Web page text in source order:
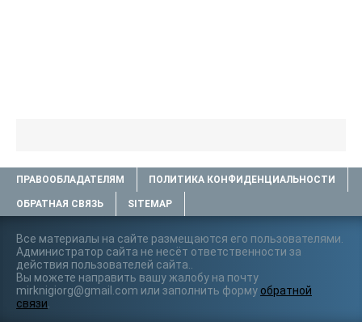
ПРАВООБЛАДАТЕЛЯМ ПОЛИТИКА КОНФИДЕНЦИАЛЬНОСТИ
ОБРАТНАЯ СВЯЗЬ SITEMAP
Все материалы на сайте размещаются его пользователями.
Администратор сайта не несёт ответственности за
действия пользователей сайта..
Вы можете направить вашу жалобу на почту
mirknigiorg@gmail.com или заполнить форму обратной
связи